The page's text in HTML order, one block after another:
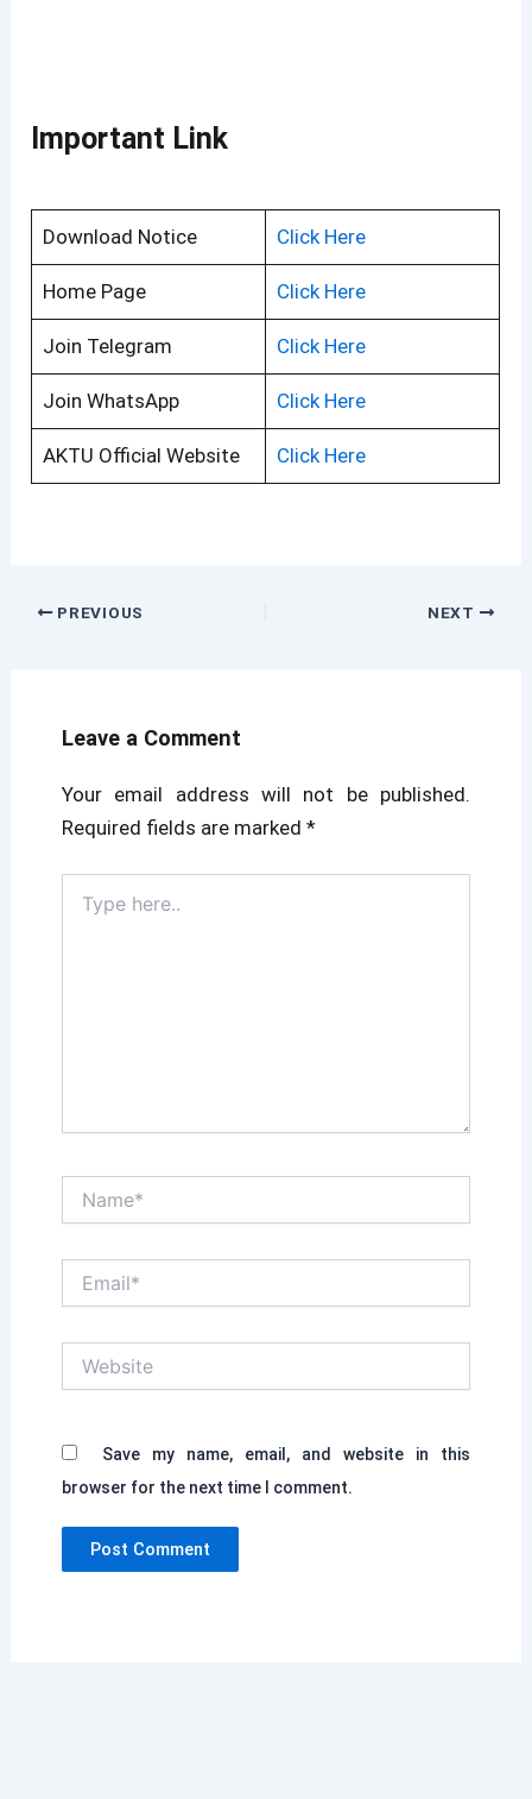
Important Link
Download Notice Click Here
Home Page Click Here
Join Telegram Click Here
Join WhatsApp Click Here
AKTU Official Website Click Here
PREVIOUS NEXT
Leave a Comment
Your email address will not be published.
Required fields are marked *
here..
Save my name, email, and website in this
browser for the next time I comment.